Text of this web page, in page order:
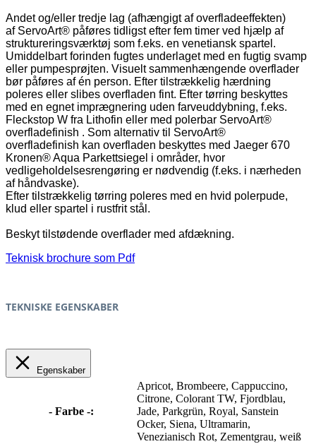
Andet og/eller tredje lag (afhængigt af overfladeeffekten)
af ServoArt® påføres tidligst efter fem timer ved hjælp af
struktureringsværktøj som f.eks. en venetiansk spartel.
Umiddelbart forinden fugtes underlaget med en fugtig svamp
eller pumpesprøjten. Visuelt sammenhængende overflader
bør påføres af én person. Efter tilstrækkelig hærdning
poleres eller slibes overfladen fint. Efter tørring beskyttes
med en egnet imprægnering uden farveuddybning, f.eks.
Fleckstop W fra Lithofin eller med polerbar ServoArt®
overfladefinish . Som alternativ til ServoArt®
overfladefinish kan overfladen beskyttes med Jaeger 670
Kronen®Aqua Parkettsiegel i områder, hvor
vedligeholdelsesrengøring er nødvendig (f.eks. i nærheden
af håndvaske).
Efter tilstrækkelig tørring poleres med en hvid polerpude,
klud eller spartel i rustfrit stål.
Beskyt tilstødende overflader med afdækning.
Teknisk brochure som Pdf
TEKNISKE EGENSKABER
Egenskaber
- Farbe -:
Apricot, Brombeere, Cappuccino,
Citrone, Colorant TW, Fjordblau,
Jade, Parkgrün, Royal, Sanstein
Ocker, Siena, Ultramarin,
Venezianisch Rot, Zementgrau, weiß